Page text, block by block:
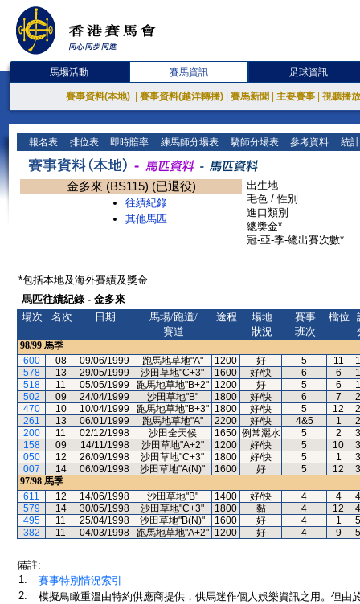
馬場活動 賽馬資訊 足球資訊
賽事資料(本地) 賽事資料(越洋轉播) 賽馬新聞 主要賽事 視聽播
報名表 排位表 即時賠率 練馬師分場表 騎師分場表 參考資料 統
金多來 (BS115) (已退役)
往績紀錄
其他馬匹
出生地
毛色 / 性別
進口類別
總獎金*
冠-亞-季-總出賽次數*
*包括本地及海外賽績及獎金
馬匹往績紀錄 - 金多來
場次
名次 日期
馬場/跑道/
賽道
途程
場地
狀況
賽事
班次
檔位
98/99 馬季
600
08 09/06/1999 跑馬地草地"A" 1200 好 5 11
578
13 29/05/1999 沙田草地"C+3" 1600 好/快 6 6
518
11 05/05/1999 跑馬地草地"B+2" 1200 好 5 6
502
09 24/04/1999 沙田草地"B" 1800 好/快 6 7
470
10 10/04/1999 跑馬地草地"B+3" 1800 好/快 5 12
261
13 06/01/1999 跑馬地草地"A" 2200 好/快 4&5 1
200
11 02/12/1998 沙田全天候 1650 例常灑水 5 2
158
09 14/11/1998 沙田草地"A+2" 1200 好/快 5 10
050
12 26/09/1998 沙田草地"C+3" 1800 好/快 5 1
007
14 06/09/1998 沙田草地"A(N)" 1600 好 5 12
97/98 馬季
611
12 14/06/1998 沙田草地"B" 1400 好/快 4 4
579
14 30/05/1998 沙田草地"C+3" 1800 黏 4 12
495
11 25/04/1998 沙田草地"B(N)" 1600 好 4 1
382
11 04/03/1998 跑馬地草地"A+2" 1200 好 4 9
備註:
1.
賽事特別情況索引
2.
模擬鳥瞰重溫由特約供應商提供，供馬迷作個人娛樂資訊之用。但